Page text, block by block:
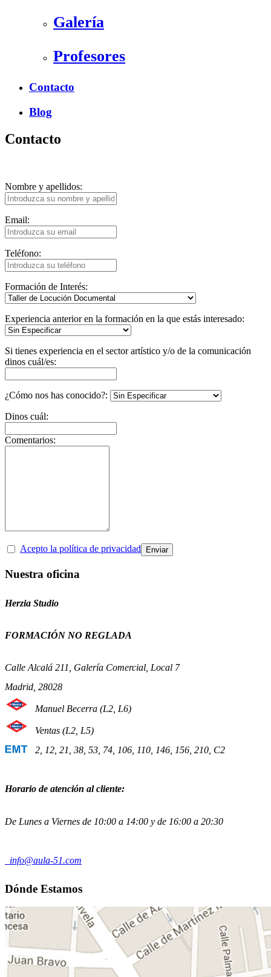
Galería
Profesores
Contacto
Blog
Contacto
Nombre y apellidos:
Email:
Teléfono:
Formación de Interés:
Experiencia anterior en la formación en la que estás interesado:
Si tienes experiencia en el sector artístico y/o de la comunicación
dinos cuál/es:
¿Cómo nos has conocido?:
Dinos cuál:
Comentarios:
Acepto la política de privacidad
Nuestra oficina
Herzia Studio
FORMACIÓN NO REGLADA
Calle Alcalá 211, Galería Comercial, Local 7
Madrid, 28028
Manuel Becerra (L2, L6)
Ventas (L2, L5)
2, 12, 21, 38, 53, 74, 106, 110, 146, 156, 210, C2
Horario de atención al cliente:
De Lunes a Viernes de 10:00 a 14:00 y de 16:00 a 20:30
info@aula-51.com
Dónde Estamos